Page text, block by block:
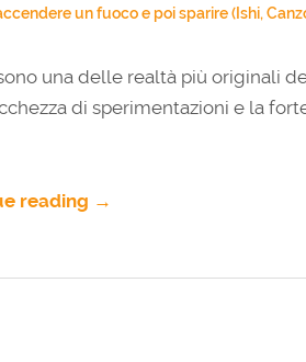
un fuoco e poi sparire (Ishi,
una delle realtà più originali
di sperimentazioni e la
reading →